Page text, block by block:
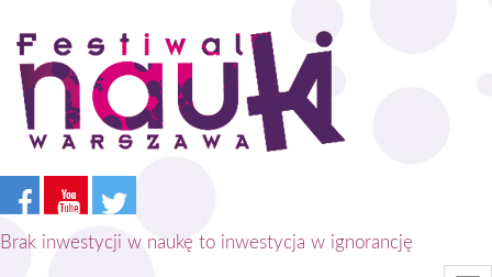
Przejdź
treści
Brak inwestycji w naukę to inwestycja w ignorancję